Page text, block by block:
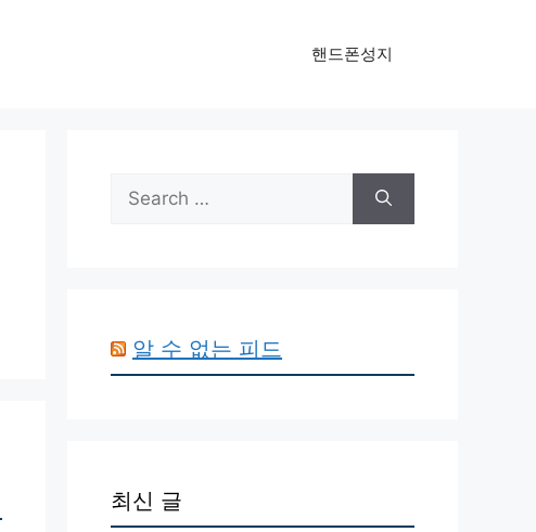
핸드폰성지
Search
for:
알 수 없는 피드
최신 글